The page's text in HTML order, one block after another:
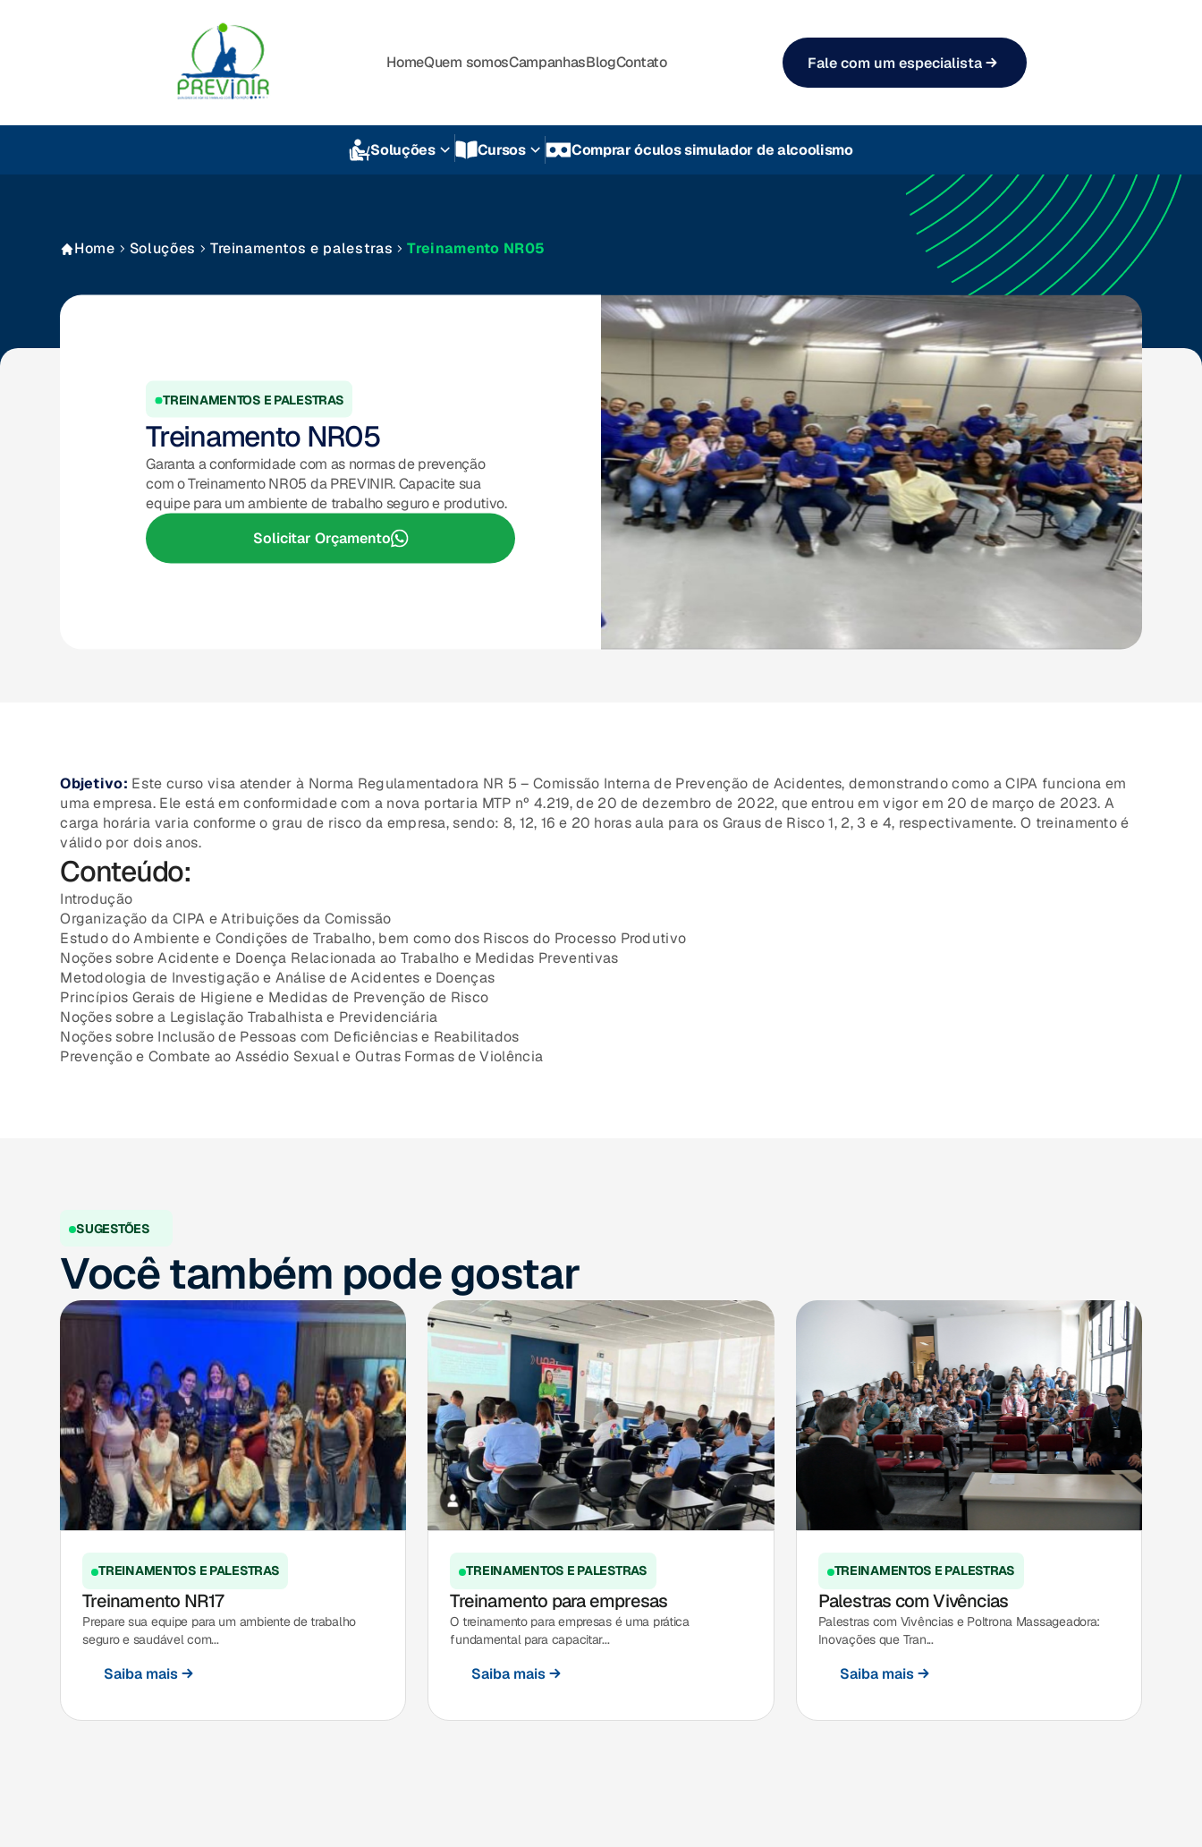
HomeQuem somosCampanhasBlogContato Fale com um especialista
Soluções Cursos Comprar óculos simulador de alcoolismo
Home Soluções Treinamentos e palestras Treinamento NR05
TREINAMENTOS E PALESTRAS
Treinamento NR05
Garanta a conformidade com as normas de prevenção
com o Treinamento NR05 da PREVINIR. Capacite sua
equipe para um ambiente de trabalho seguro e produtivo.
Solicitar Orçamento
Objetivo: Este curso visa atender à Norma Regulamentadora NR 5 – Comissão Interna de Prevenção de Acidentes, demonstrando como a CIPA funciona em
uma empresa. Ele está em conformidade com a nova portaria MTP nº 4.219, de 20 de dezembro de 2022, que entrou em vigor em 20 de março de 2023. A
carga horária varia conforme o grau de risco da empresa, sendo: 8, 12, 16 e 20 horas aula para os Graus de Risco 1, 2, 3 e 4, respectivamente. O treinamento é
válido por dois anos.
Conteúdo:
Introdução
Organização da CIPA e Atribuições da Comissão
Estudo do Ambiente e Condições de Trabalho, bem como dos Riscos do Processo Produtivo
Noções sobre Acidente e Doença Relacionada ao Trabalho e Medidas Preventivas
Metodologia de Investigação e Análise de Acidentes e Doenças
Princípios Gerais de Higiene e Medidas de Prevenção de Risco
Noções sobre a Legislação Trabalhista e Previdenciária
Noções sobre Inclusão de Pessoas com Deficiências e Reabilitados
Prevenção e Combate ao Assédio Sexual e Outras Formas de Violência
SUGESTÕES
Você também pode gostar
TREINAMENTOS E PALESTRAS
Treinamento NR17
Prepare sua equipe para um ambiente de trabalho
seguro e saudável com...
Saiba mais
TREINAMENTOS E PALESTRAS
Treinamento para empresas
O treinamento para empresas é uma prática
fundamental para capacitar...
Saiba mais
TREINAMENTOS E PALESTRAS
Palestras com Vivências
Palestras com Vivências e Poltrona Massageadora:
Inovações que Tran...
Saiba mais